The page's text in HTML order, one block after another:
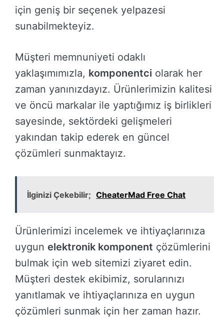
için geniş bir seçenek yelpazesi
sunabilmekteyiz.
Müşteri memnuniyeti odaklı
yaklaşımımızla, komponentci olarak her
zaman yanınızdayız. Ürünlerimizin kalitesi
ve öncü markalar ile yaptığımız iş birlikleri
sayesinde, sektördeki gelişmeleri
yakından takip ederek en güncel
çözümleri sunmaktayız.
İlginizi Çekebilir; CheaterMad Free Chat
Ürünlerimizi incelemek ve ihtiyaçlarınıza
uygun elektronik komponent çözümlerini
bulmak için web sitemizi ziyaret edin.
Müşteri destek ekibimiz, sorularınızı
yanıtlamak ve ihtiyaçlarınıza en uygun
çözümleri sunmak için her zaman hazır.